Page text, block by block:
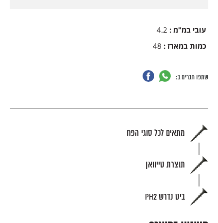
עובי במ"מ :
כמות במארז :
שתפו חברים ב:
מתאים לכל סוגי הפח
תוצרת טייוואן
ביט נדרש PH2